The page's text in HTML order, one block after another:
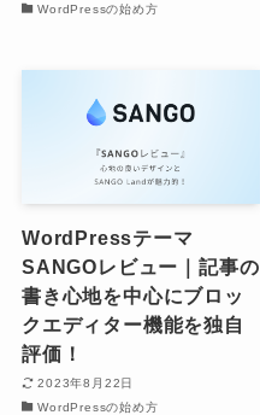
WordPressの始め方
WordPressテーマ
SANGOレビュー｜記事の
書き心地を中心にブロッ
クエディター機能を独自
評価！
2023年8月22日
WordPressの始め方